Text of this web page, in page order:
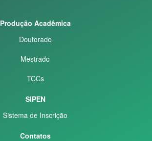
Produção Acadêmica
Doutorado
Mestrado
TCCs
SIPEN
Sistema de Inscrição
Contatos